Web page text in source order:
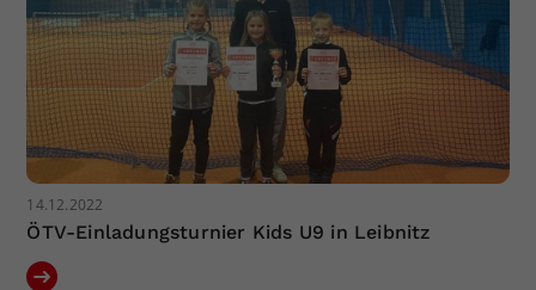
14.12.2022
ÖTV-Einladungsturnier Kids U9 in Leibnitz